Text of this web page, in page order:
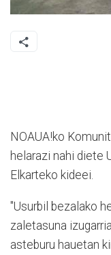
NOAUA!ko
helarazi nahi diete
Elkarteko kideei.
"Usurbil bezalako
zaletasuna
asteburu hauetan